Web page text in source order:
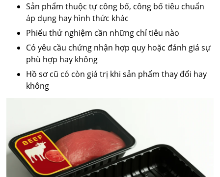
Sản phẩm thuộc tự công bố, công bố tiêu chuẩn
áp dụng hay hình thức khác
Phiếu thử nghiệm cần những chỉ tiêu nào
Có yêu cầu chứng nhận hợp quy hoặc đánh giá sự
phù hợp hay không
Hồ sơ cũ có còn giá trị khi sản phẩm thay đổi hay
không